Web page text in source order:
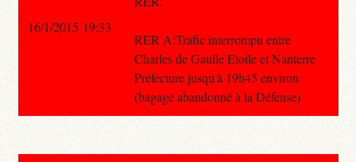
RER A:Trafic interrompu entre
Charles de Gaulle Etoile et Nanterre
Préfecture jusqu'à 19h45 environ
(bagage abandonné à la Défense)
16/1/2015 19:33